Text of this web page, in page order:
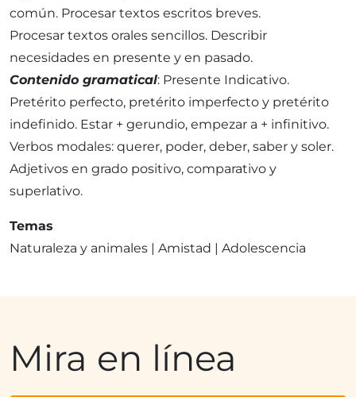
común. Procesar textos escritos breves.
Procesar textos orales sencillos. Describir
necesidades en presente y en pasado.
Contenido gramatical: Presente Indicativo.
Pretérito perfecto, pretérito imperfecto y pretérito
indefinido. Estar + gerundio, empezar a + infinitivo.
Verbos modales: querer, poder, deber, saber y soler.
Adjetivos en grado positivo, comparativo y
superlativo.
Temas
Naturaleza y animales | Amistad | Adolescencia
Mira en línea